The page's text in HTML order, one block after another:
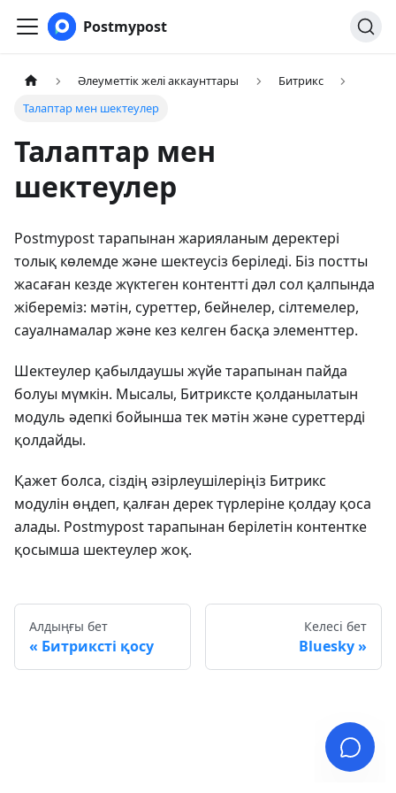
Postmypost
Әлеуметтік желі аккаунттары
Битрикс
Талаптар мен шектеулер
Талаптар мен
шектеулер
Postmypost тарапынан жарияланым деректері
толық көлемде және шектеусіз беріледі. Біз постты
жасаған кезде жүктеген контентті дәл сол қалпында
жібереміз: мәтін, суреттер, бейнелер, сілтемелер,
сауалнамалар және кез келген басқа элементтер.
Шектеулер қабылдаушы жүйе тарапынан пайда
болуы мүмкін. Мысалы, Битриксте қолданылатын
модуль әдепкі бойынша тек мәтін және суреттерді
қолдайды.
Қажет болса, сіздің әзірлеушілеріңіз Битрикс
модулін өңдеп, қалған дерек түрлеріне қолдау қоса
алады. Postmypost тарапынан берілетін контентке
қосымша шектеулер жоқ.
Алдыңғы бет
Битриксті қосу
Келесі бет
Bluesky